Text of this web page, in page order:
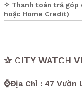
✧ Thanh toán trả góp
hoặc Home Credit)
✰ CITY WATCH
⌚Địa Chỉ : 47 Vườn